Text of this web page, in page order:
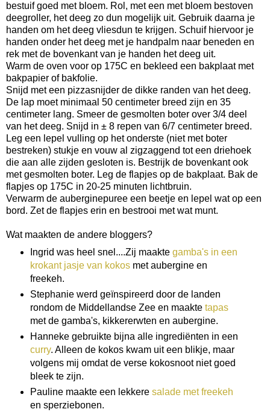
bestuif goed met bloem. Rol, met een met bloem bestoven
deegroller, het deeg zo dun mogelijk uit. Gebruik daarna je
handen om het deeg vliesdun te krijgen. Schuif hiervoor je
handen onder het deeg met je handpalm naar beneden en
rek met de bovenkant van je handen het deeg uit.
Warm de oven voor op 175C en bekleed een bakplaat met
bakpapier of bakfolie.
Snijd met een pizzasnijder de dikke randen van het deeg.
De lap moet minimaal 50 centimeter breed zijn en 35
centimeter lang. Smeer de gesmolten boter over 3/4 deel
van het deeg. Snijd in ± 8 repen van 6/7 centimeter breed.
Leg een lepel vulling op het onderste (niet met boter
bestreken) stukje en vouw al zigzaggend tot een driehoek
die aan alle zijden gesloten is. Bestrijk de bovenkant ook
met gesmolten boter. Leg de flapjes op de bakplaat. Bak de
flapjes op 175C in 20-25 minuten lichtbruin.
Verwarm de auberginepuree een beetje en lepel wat op een
bord. Zet de flapjes erin en bestrooi met wat munt.
Wat maakten de andere bloggers?
Ingrid was heel snel....Zij maakte gamba's in een
krokant jasje van kokosmet aubergine en
freekeh.
Stephanie werd geïnspireerd door de landen
rondom de Middellandse Zee en maakte tapas
met de gamba's, kikkererwten en aubergine.
Hanneke gebruikte bijna alle ingrediënten in een
curry. Alleen de kokos kwam uit een blikje, maar
volgens mij omdat de verse kokosnoot niet goed
bleek te zijn.
Pauline maakte een lekkere salade met freekeh
en sperziebonen.